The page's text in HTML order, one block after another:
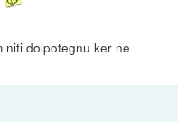
niti dolpotegnu ker ne